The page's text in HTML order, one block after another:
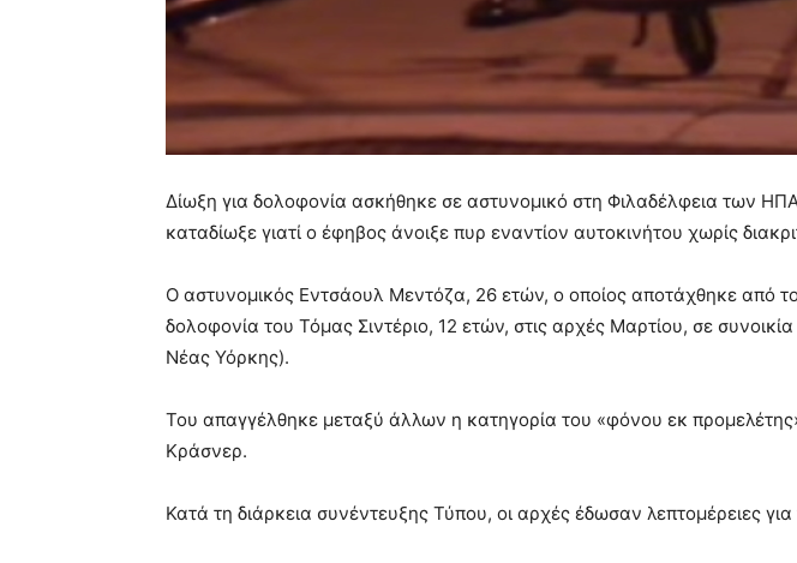
Δίωξη για δολοφονία ασκήθηκε σε αστυνομικό στη Φιλαδέλφεια των
καταδίωξε γιατί ο έφηβος άνοιξε πυρ εναντίον αυτοκινήτου χωρίς
Ο αστυνομικός Εντσάουλ Μεντόζα, 26 ετών, ο οποίος αποτάχθηκε από
δολοφονία του Τόμας Σιντέριο, 12 ετών, στις αρχές Μαρτίου, σε
Νέας Υόρκης).
Του απαγγέλθηκε μεταξύ άλλων η κατηγορία του «φόνου εκ
Κράσνερ.
Κατά τη διάρκεια συνέντευξης Τύπου, οι αρχές έδωσαν λεπτομέρειες για